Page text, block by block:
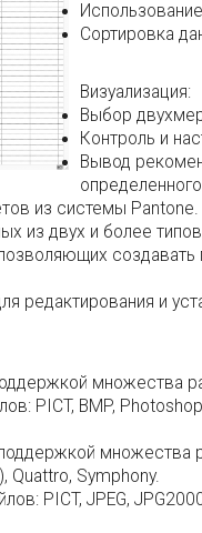
Сортировка
Визуализация:
Выбор
Контроль и
Вывод
из системы Pantone.
из двух и более
редактирования и
множества
PICT, BMP, Photoshop,
множества
Quattro, Symphony.
PICT, JPEG,